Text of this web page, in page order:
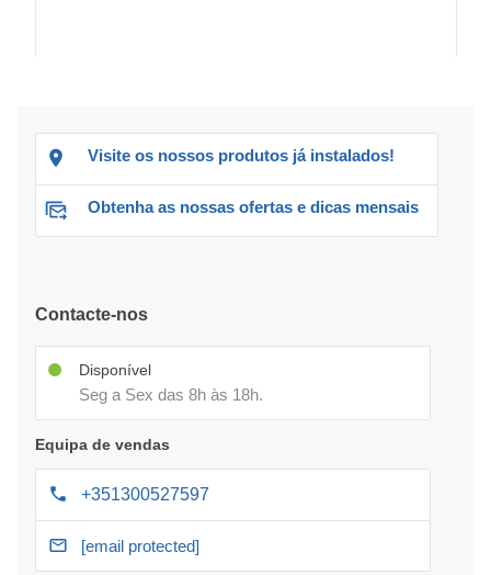
Visite os nossos produtos já instalados!
Obtenha as nossas ofertas e dicas mensais
Contacte-nos
Disponível
Seg a Sex das 8h às 18h.
Equipa de vendas
+351300527597
[email protected]